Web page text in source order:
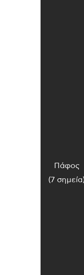
Πάφος
(7